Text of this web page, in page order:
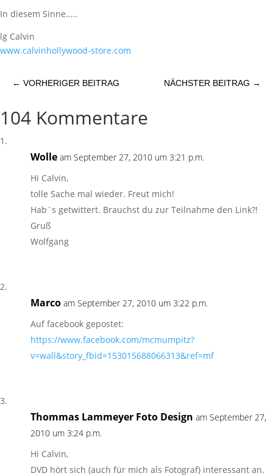
In diesem Sinne…..
lg Calvin
www.calvinhollywood-store.com
← VORHERIGER BEITRAG NÄCHSTER BEITRAG →
104 Kommentare
Wolle am September 27, 2010 um 3:21 p.m.
Hi Calvin,
tolle Sache mal wieder. Freut mich!
Hab`s getwittert. Brauchst du zur Teilnahme den Link?!
Gruß
Wolfgang
Marco am September 27, 2010 um 3:22 p.m.
Auf facebook gepostet:
https://www.facebook.com/mcmumpitz?
v=wall&story_fbid=153015688066313&ref=mf
Thommas Lammeyer Foto Design am September 27,
2010 um 3:24 p.m.
Hi Calvin,
DVD hört sich (auch für mich als Fotograf) interessant an.